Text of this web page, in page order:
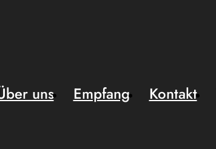
uns Empfang Kontakt